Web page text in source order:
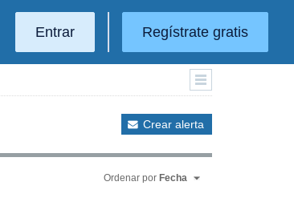
Entrar Regístrate gratis
Crear alerta
Ordenar por Fecha